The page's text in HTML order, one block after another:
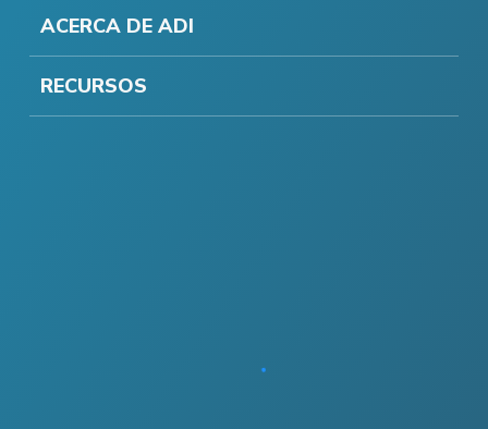
ACERCA DE ADI
RECURSOS